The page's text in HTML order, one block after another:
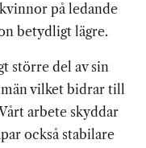
på ledande
betydligt lägre.
större del av sin
vilket bidrar till
arbete skyddar
också stabilare